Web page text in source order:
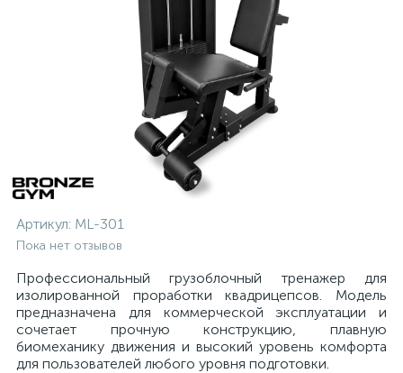
Артикул: ML-301
Пока нет отзывов
Профессиональный грузоблочный тренажер для
изолированной проработки квадрицепсов. Модель
предназначена для коммерческой эксплуатации и
сочетает прочную конструкцию, плавную
биомеханику движения и высокий уровень комфорта
для пользователей любого уровня подготовки.